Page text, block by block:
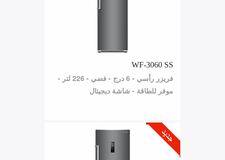
WF-3060 SS
فريزر رأسي - 6 درج - فضي - 226 لتر -
موفر للطاقة - شاشة ديجيتال